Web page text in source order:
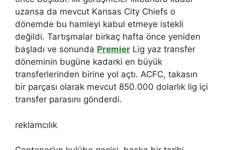
uzansa da mevcut Kansas City Chiefs o
dönemde bu hamleyi kabul etmeye istekli
değildi. Tartışmalar birkaç hafta önce yeniden
başladı ve sonunda Premier Lig yaz transfer
döneminin bugüne kadarki en büyük
transferlerinden birine yol açtı. ACFC, takasın
bir parçası olarak mevcut 850.000 dolarlık lig içi
transfer parasını gönderdi.
reklamcılık